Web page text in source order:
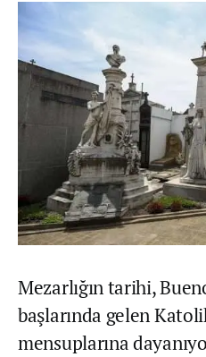
Mezarlığın tarihi,
başlarında gelen
mensuplarına